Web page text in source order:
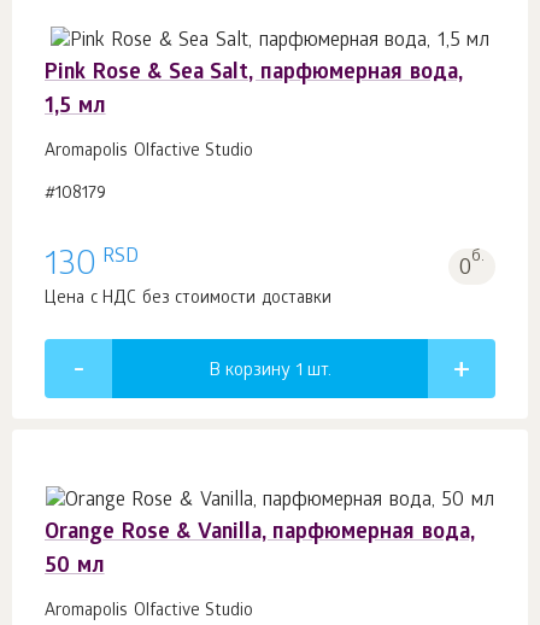
Pink Rose & Sea Salt, парфюмерная вода,
1,5 мл
Aromapolis Olfactive Studio
#108179
130 RSD 0б.
Цена с НДС без стоимости доставки
В корзину 1 шт.
Orange Rose & Vanilla, парфюмерная вода,
50 мл
Aromapolis Olfactive Studio